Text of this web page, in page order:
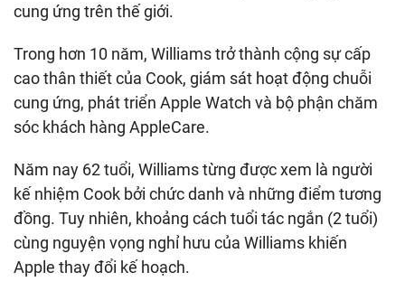
cung ứng trên thế giới.
Trong hơn 10 năm, Williams trở thành cộng sự cấp
cao thân thiết của Cook, giám sát hoạt động chuỗi
cung ứng, phát triển Apple Watch và bộ phận chăm
sóc khách hàng AppleCare.
Năm nay 62 tuổi, Williams từng được xem là người
kế nhiệm Cook bởi chức danh và những điểm tương
đồng. Tuy nhiên, khoảng cách tuổi tác ngắn (2 tuổi)
cùng nguyện vọng nghỉ hưu của Williams khiến
Apple thay đổi kế hoạch.